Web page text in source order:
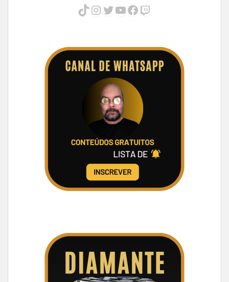
TikTok
Instagram
Twitter
Youtube
Facebook
Twitch